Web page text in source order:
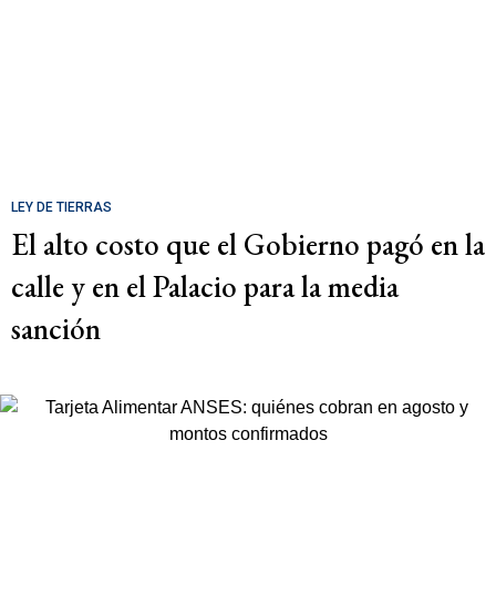
LEY DE TIERRAS
El alto costo que el Gobierno pagó en la
calle y en el Palacio para la media
sanción